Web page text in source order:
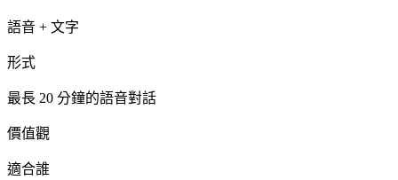
語音 + 文字
形式
最長 20 分鐘的語音對話
價值觀
適合誰